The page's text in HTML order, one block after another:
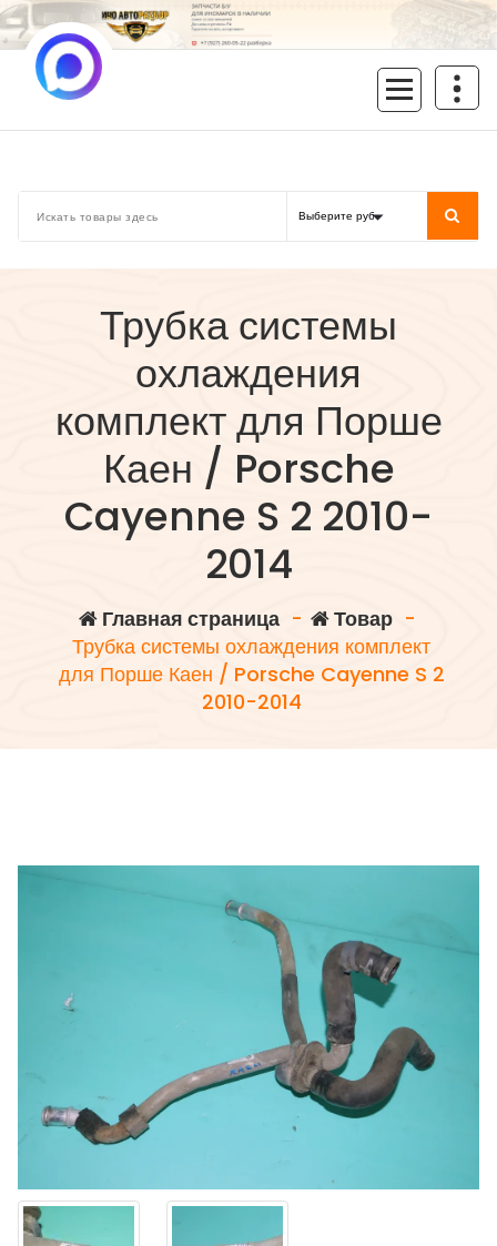
Перейти
к
содержимому
Трубка системы
охлаждения
комплект для Порше
Каен / Porsche
Cayenne S 2 2010-
2014
Главная страница- Товар-
Трубка системы охлаждения комплект
для Порше Каен / Porsche Cayenne S 2
2010-2014